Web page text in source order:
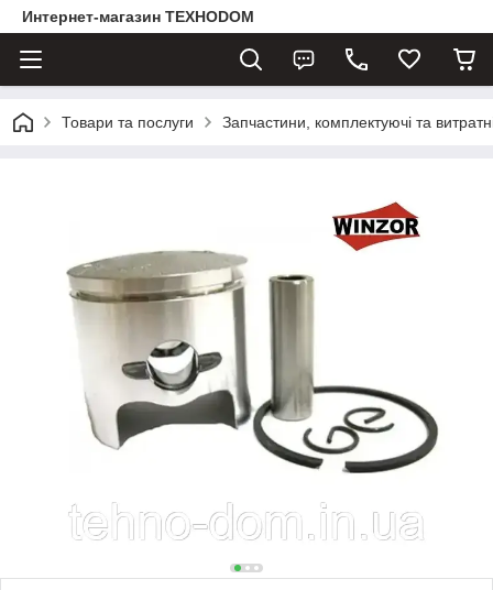
Интернет-магазин ТЕХНОDOM
Товари та послуги Запчастини, комплектуючі та